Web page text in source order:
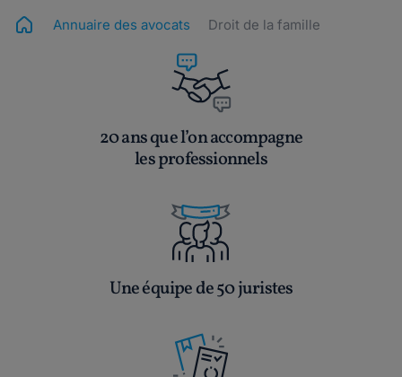
Annuaire des avocats Droit de la famille
20 ans que l’on accompagne
les professionnels
Une équipe de 50 juristes